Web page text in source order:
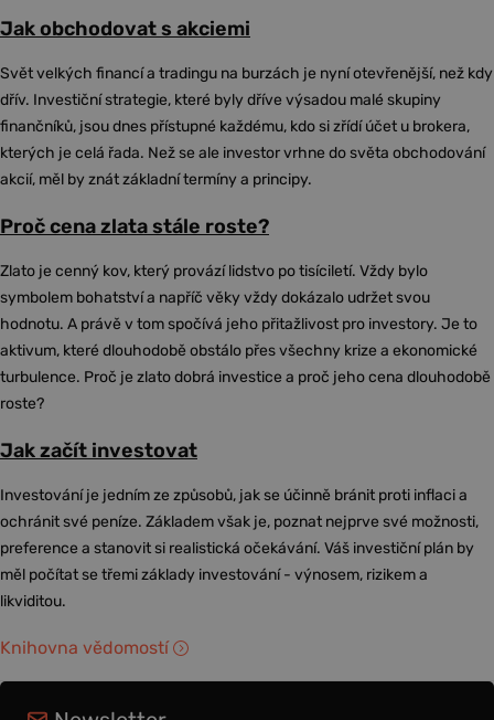
Jak obchodovat s akciemi
Svět velkých financí a tradingu na burzách je nyní otevřenější, než kdy
dřív. Investiční strategie, které byly dříve výsadou malé skupiny
finančníků, jsou dnes přístupné každému, kdo si zřídí účet u brokera,
kterých je celá řada. Než se ale investor vrhne do světa obchodování
akcií, měl by znát základní termíny a principy.
Proč cena zlata stále roste?
Zlato je cenný kov, který provází lidstvo po tisíciletí. Vždy bylo
symbolem bohatství a napříč věky vždy dokázalo udržet svou
hodnotu. A právě v tom spočívá jeho přitažlivost pro investory. Je to
aktivum, které dlouhodobě obstálo přes všechny krize a ekonomické
turbulence. Proč je zlato dobrá investice a proč jeho cena dlouhodobě
roste?
Jak začít investovat
Investování je jedním ze způsobů, jak se účinně bránit proti inflaci a
ochránit své peníze. Základem však je, poznat nejprve své možnosti,
preference a stanovit si realistická očekávání. Váš investiční plán by
měl počítat se třemi základy investování - výnosem, rizikem a
likviditou.
Knihovna vědomostí